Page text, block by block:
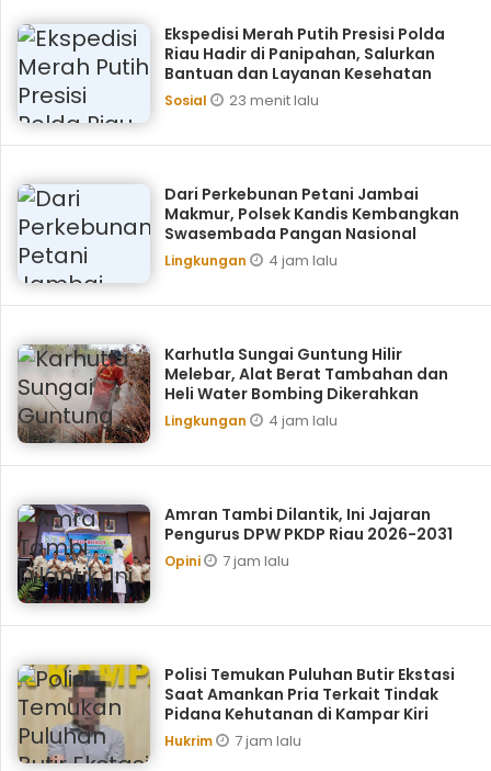
Ekspedisi Merah Putih Presisi Polda
Riau Hadir di Panipahan, Salurkan
Bantuan dan Layanan Kesehatan
Sosial 23 menit lalu
Dari Perkebunan Petani Jambai
Makmur, Polsek Kandis Kembangkan
Swasembada Pangan Nasional
Lingkungan 4 jam lalu
Karhutla Sungai Guntung Hilir
Melebar, Alat Berat Tambahan dan
Heli Water Bombing Dikerahkan
Lingkungan 4 jam lalu
Amran Tambi Dilantik, Ini Jajaran
Pengurus DPW PKDP Riau 2026-2031
Opini 7 jam lalu
Polisi Temukan Puluhan Butir Ekstasi
Saat Amankan Pria Terkait Tindak
Pidana Kehutanan di Kampar Kiri
Hukrim 7 jam lalu